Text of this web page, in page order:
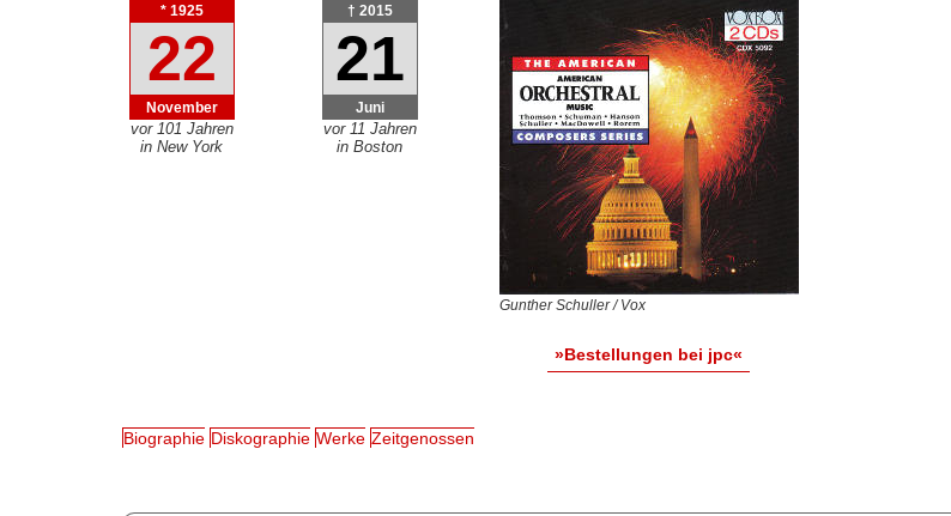
* 1925
22
November
vor 101 Jahren
in New York
† 2015
21
Juni
vor 11 Jahren
in Boston
Gunther Schuller / Vox
»Bestellungen bei jpc«
Biographie Diskographie Werke Zeitgenossen